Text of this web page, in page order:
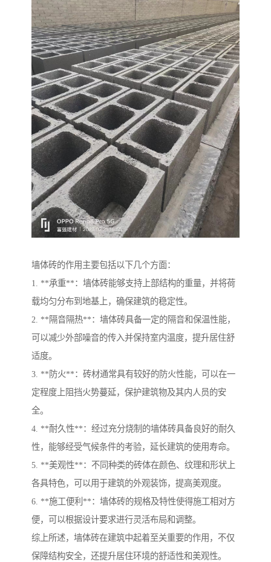
墙体砖的作用主要包括以下几个方面：
1. **承重**：墙体砖能够支持上部结构的重量，并将荷
载均匀分布到地基上，确保建筑的稳定性。
2. **隔音隔热**：墙体砖具备一定的隔音和保温性能，
可以减少外部噪音的传入并保持室内温度，提升居住舒
适度。
3. **防火**：砖材通常具有较好的防火性能，可以在一
定程度上阻挡火势蔓延，保护建筑物及其内人员的安
全。
4. **耐久性**：经过充分烧制的墙体砖具备良好的耐久
性，能够经受气候条件的考验，延长建筑的使用寿命。
5. **美观性**：不同种类的砖体在颜色、纹理和形状上
各具特色，可以用于建筑的外观装饰，提高美观度。
6. **施工便利**：墙体砖的规格及特性使得施工相对方
便，可以根据设计要求进行灵活布局和调整。
综上所述，墙体砖在建筑中起着至关重要的作用，不仅
保障结构安全，还提升居住环境的舒适性和美观性。